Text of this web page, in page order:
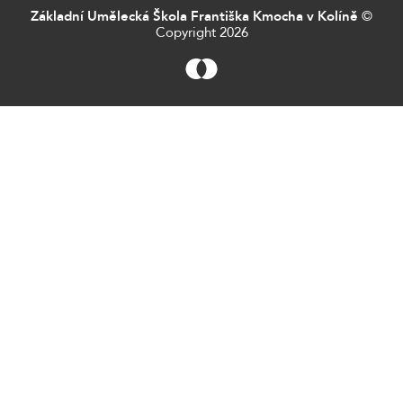
Základní Umělecká Škola Františka Kmocha v Kolíně ©
Copyright 2026